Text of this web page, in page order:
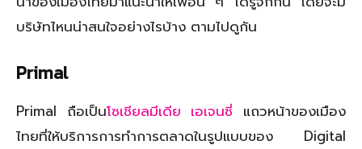
บริษัทไหนน่าสนใจอย่างไรบ้าง ตามไปดูกัน
Primal
Primal ถือเป็นโซเชียลมีเดีย เอเจนซี่ แถวหน้าของเมือง
ไทยที่ให้บริการการทำการตลาดในรูปแบบของ Digital